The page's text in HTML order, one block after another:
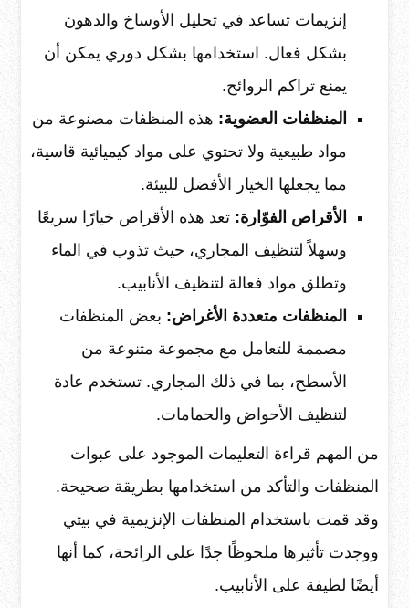
إنزيمات تساعد في تحليل الأوساخ والدهون
بشكل فعال. استخدامها بشكل دوري يمكن أن
يمنع تراكم الروائح.
المنظفات العضوية: هذه المنظفات مصنوعة من
مواد طبيعية ولا تحتوي على مواد كيميائية قاسية،
مما يجعلها الخيار الأفضل للبيئة.
الأقراص الفوّارة: تعد هذه الأقراص خيارًا سريعًا
وسهلاً لتنظيف المجاري، حيث تذوب في الماء
وتطلق مواد فعالة لتنظيف الأنابيب.
المنظفات متعددة الأغراض: بعض المنظفات
مصممة للتعامل مع مجموعة متنوعة من
الأسطح، بما في ذلك المجاري. تستخدم عادة
لتنظيف الأحواض والحمامات.
من المهم قراءة التعليمات الموجود على عبوات
المنظفات والتأكد من استخدامها بطريقة صحيحة.
وقد قمت باستخدام المنظفات الإنزيمية في بيتي
ووجدت تأثيرها ملحوظًا جدًا على الرائحة، كما أنها
أيضًا لطيفة على الأنابيب.